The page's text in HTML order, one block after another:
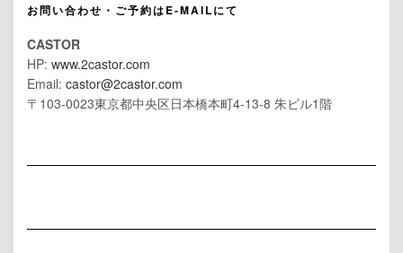
お問い合わせ・ご予約はE-MAILにて
CASTOR
HP: www.2castor.com
Email: castor@2castor.com
〒103-0023東京都中央区日本橋本町4-13-8 朱ビル1階